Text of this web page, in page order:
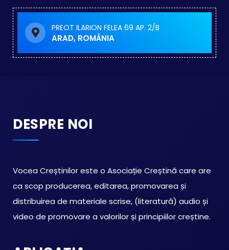
PREOT ILARION FELEA 69 AP. 2/B
ARAD, ROMÂNIA
DESPRE NOI
Vocea Creștinilor este o Asociație Creștină care are
ca scop producerea, editarea, promovarea și
distribuirea de materiale scrise, (literatură) audio și
video de promovare a valorilor și principiilor creștine.